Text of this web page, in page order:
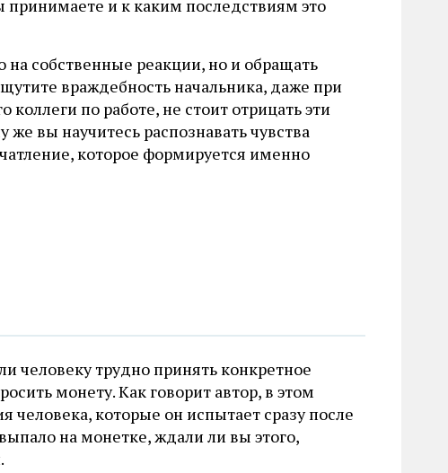
и к каким последствиям это
на собственные реакции, но и обращать
враждебность начальника, даже при
по работе, не стоит отрицать эти
вы научитесь распознавать чувства
которое формируется именно
человеку трудно принять конкретное
монету. Как говорит автор, в этом
которые он испытает сразу после
на монетке, ждали ли вы этого,